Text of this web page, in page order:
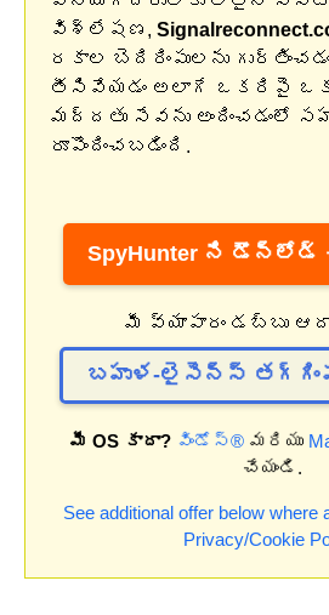
విశ్లేషణ,
రకాల బెదిరింపులను
తీసివేయడం అలాగే ఒకరిపై
మద్దతు సేవను అందించడంలో
రూపొందించబడింది.
SpyHunter ని డౌన్‌లోడ్
మీ వ్యాపారం డబ్బు ఆదా
బహుళ-లైసెన్స్
మీ OS కాదా? విండోస్®మరియు
చేయండి.
See additional offer below where
Privacy/Cookie